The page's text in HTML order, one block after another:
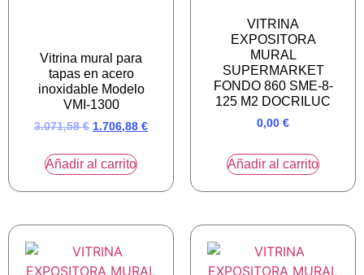
Vitrina mural para
tapas en acero
inoxidable Modelo
VMI-1300
3.071,58€ 1.706,88 €
Añadir al carrito
VITRINA
EXPOSITORA
MURAL
SUPERMARKET
FONDO 860 SME-8-
125 M2 DOCRILUC
0,00 €
Añadir al carrito